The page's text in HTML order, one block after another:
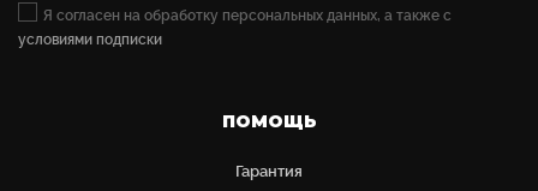
Я согласен на обработку персональных данных, а также с
условиями подписки
ПОМОЩЬ
Гарантия